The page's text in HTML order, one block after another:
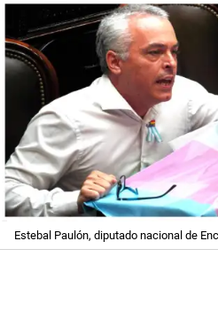
Estebal Paulón, diputado nacional de